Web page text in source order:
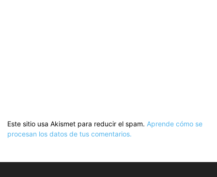
Este sitio usa Akismet para reducir el spam. Aprende cómo se
procesan los datos de tus comentarios.